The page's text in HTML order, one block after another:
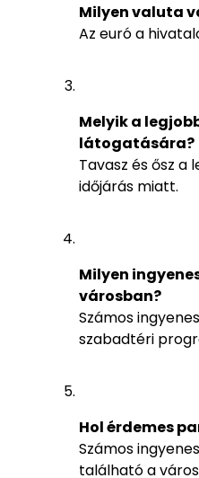
Milyen valuta
Az euró a
Melyik a
látogatására?
Tavasz és ősz a
időjárás miatt.
Milyen
városban?
Számos
szabadtéri
Hol érdemes
Számos
található a